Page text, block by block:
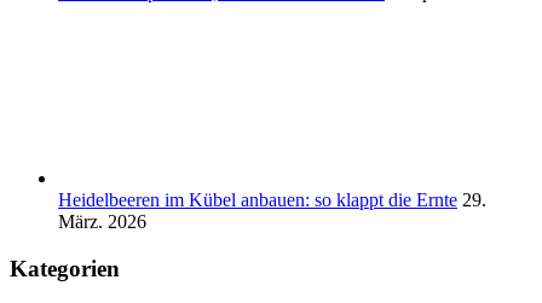
Heidelbeeren im Kübel anbauen: so klappt die Ernte 29.
März. 2026
Kategorien